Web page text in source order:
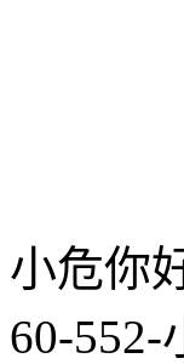
小危你
60-552-